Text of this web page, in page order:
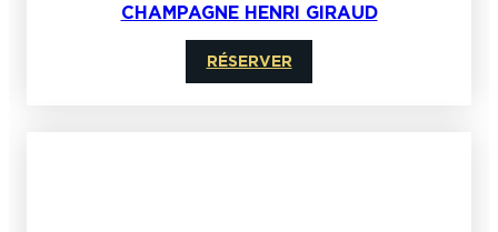
CHAMPAGNE HENRI GIRAUD
RÉSERVER